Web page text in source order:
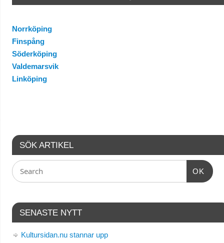
Norrköping
Finspång
Söderköping
Valdemarsvik
Linköping
SÖK ARTIKEL
OK
SENASTE NYTT
Kultursidan.nu stannar upp